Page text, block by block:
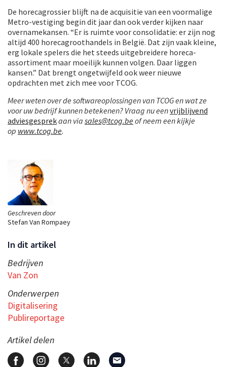
Geschreven door
Stefan Van Rompaey
In dit artikel
Bedrijven
Van Zon
Onderwerpen
Digitalisering
Publireportage
Artikel delen
De horecagrossier blijft na de acquisitie van een voormalige
Metro-vestiging begin dit jaar dan ook verder kijken naar
overnamekansen. “Er is ruimte voor consolidatie: er zijn nog
altijd 400 horecagroothandels in België. Dat zijn vaak kleine,
erg lokale spelers die het steeds uitgebreidere horeca-
assortiment maar moeilijk kunnen volgen. Daar liggen
kansen.” Dat brengt ongetwijfeld ook weer nieuwe
opdrachten met zich mee voor TCOG.
Meer weten over de softwareoplossingen van TCOG en wat ze
voor uw bedrijf kunnen betekenen? Vraag nu eenvrijblijvend
adviesgesprekaan via sales@tcog.beof neem een kijkje
op www.tcog.be.